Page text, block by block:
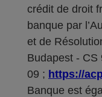
crédit de droit
banque par
et de
Budapest - CS
09 ; https://
Banque est